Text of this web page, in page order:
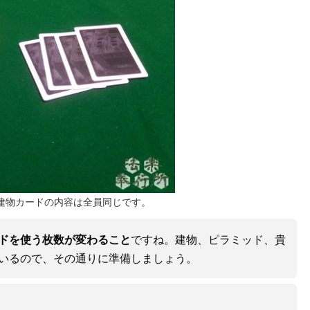
カードの内容は全員同じです。
を使う枚数が変わることですね。建物、ピラミッド、貴
ので、その通りに準備しましょう。